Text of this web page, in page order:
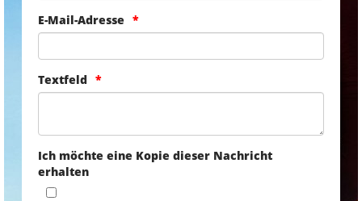
E-Mail-Adresse
Textfeld
Ich möchte eine Kopie dieser Nachricht
erhalten